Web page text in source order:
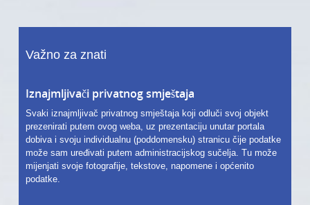
Važno za znati
Iznajmljivači privatnog smještaja
Svaki iznajmljivač privatnog smještaja koji odluči svoj objekt
prezenirati putem ovog weba, uz prezentaciju unutar portala
dobiva i svoju individualnu (poddomensku) stranicu čije podatke
može sam uređivati putem administracijskog sučelja. Tu može
mijenjati svoje fotografije, tekstove, napomene i općenito
podatke.